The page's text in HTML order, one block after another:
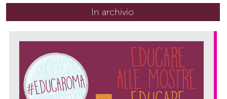
In archivio